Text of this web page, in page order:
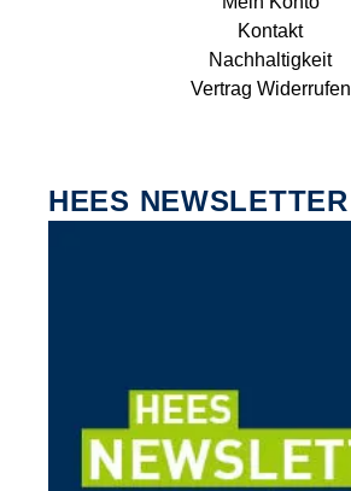
Kontakt
Nachhaltigkeit
Vertrag Widerrufen
HEES NEWSLETTER